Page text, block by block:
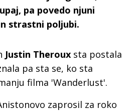
pa povedo njuni
strastni poljubi.
Justin Theroux sta postala
pa sta se, ko sta
filma 'Wanderlust'.
zaprosil za roko